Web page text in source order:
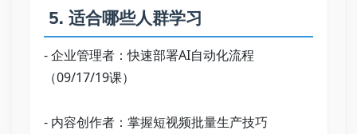
5. 适合哪些人群学习
- 企业管理者：快速部署AI自动化流程
（09/17/19课）
- 内容创作者：掌握短视频批量生产技巧